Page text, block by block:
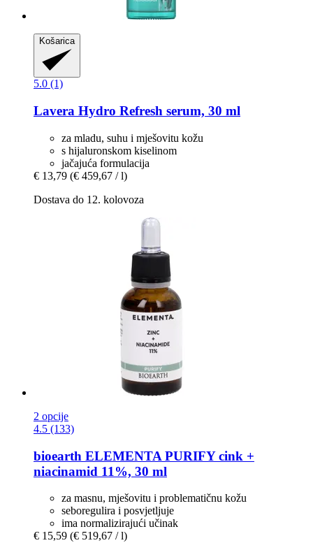
Košarica
5.0 (1)
Lavera Hydro Refresh serum, 30 ml
za mladu, suhu i mješovitu kožu
s hijaluronskom kiselinom
jačajuća formulacija
€ 13,79 (€ 459,67 / l)
Dostava do 12. kolovoza
2 opcije
4.5 (133)
bioearth ELEMENTA PURIFY cink +
niacinamid 11%, 30 ml
za masnu, mješovitu i problematičnu kožu
seboregulira i posvjetljuje
ima normalizirajući učinak
€ 15,59 (€ 519,67 / l)